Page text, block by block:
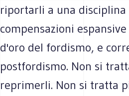
riportarli a una
compensazioni
d'oro del fordismo, e
postfordismo. Non si
reprimerli. Non si tratta